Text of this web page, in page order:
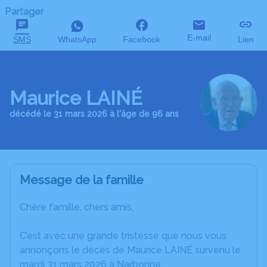
Partager
SMS WhatsApp Facebook E-mail Lien
Maurice LAINÉ
décédé le 31 mars 2026 à l'âge de 96 ans
Message de la famille
Chère famille, chers amis,
C’est avec une grande tristesse que nous vous
annonçons le décès de Maurice LAINÉ survenu le
mardi 31 mars 2026 à Narbonne.